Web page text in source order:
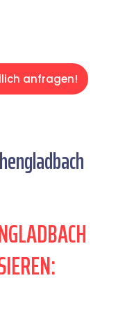
anfragen!